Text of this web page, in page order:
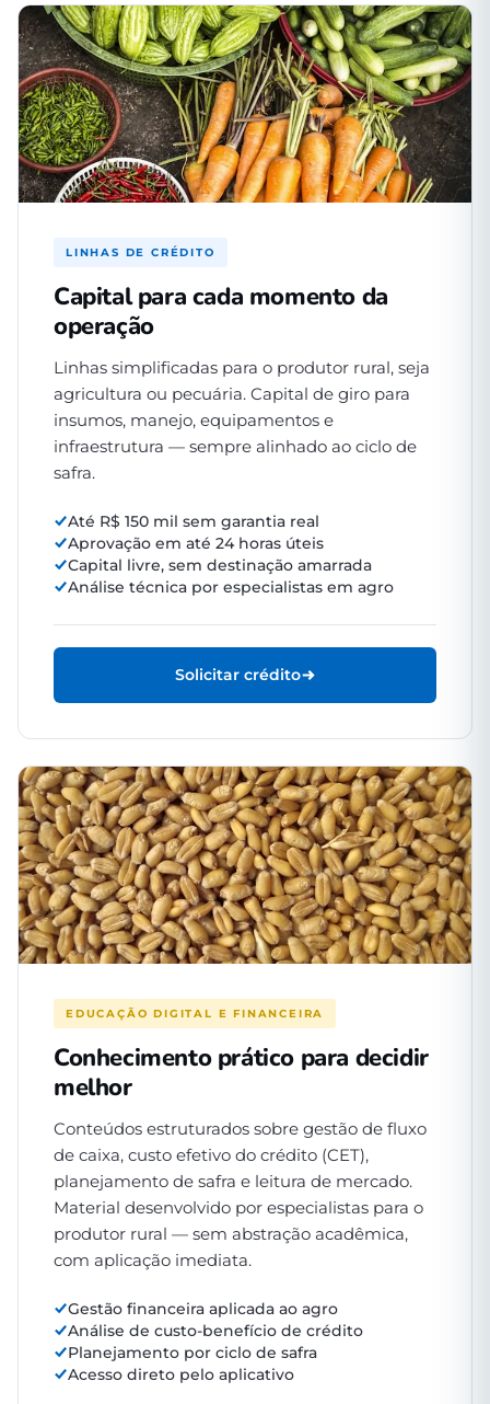
LINHAS DE CRÉDITO
Capital para cada momento da
operação
Linhas simplificadas para o produtor rural, seja
agricultura ou pecuária. Capital de giro para
insumos, manejo, equipamentos e
infraestrutura — sempre alinhado ao ciclo de
safra.
Até R$ 150 mil sem garantia real
Aprovação em até 24 horas úteis
Capital livre, sem destinação amarrada
Análise técnica por especialistas em agro
Solicitar crédito
EDUCAÇÃO DIGITAL E FINANCEIRA
Conhecimento prático para decidir
melhor
Conteúdos estruturados sobre gestão de fluxo
de caixa, custo efetivo do crédito (CET),
planejamento de safra e leitura de mercado.
Material desenvolvido por especialistas para o
produtor rural — sem abstração acadêmica,
com aplicação imediata.
Gestão financeira aplicada ao agro
Análise de custo-benefício de crédito
Planejamento por ciclo de safra
Acesso direto pelo aplicativo